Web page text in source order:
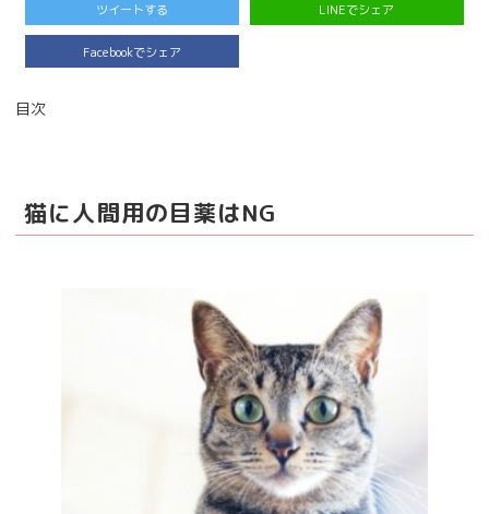
ツイートする LINEでシェア
Facebookでシェア
目次
猫に人間用の目薬はNG